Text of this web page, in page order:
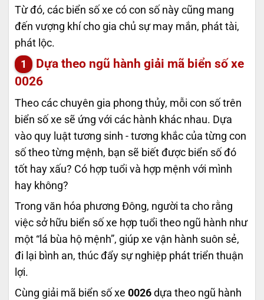
Từ đó, các biển số xe có con số này cũng mang
đến vượng khí cho gia chủ sự may mắn, phát tài,
phát lộc.
Dựa theo ngũ hành giải mã biển số xe
0026
Theo các chuyên gia phong thủy, mỗi con số trên
biển số xe sẽ ứng với các hành khác nhau. Dựa
vào quy luật tương sinh - tương khắc của từng con
số theo từng mệnh, bạn sẽ biết được biển số đó
tốt hay xấu? Có hợp tuổi và hợp mệnh với mình
hay không?
Trong văn hóa phương Đông, người ta cho rằng
việc sở hữu biển số xe hợp tuổi theo ngũ hành như
một “lá bùa hộ mệnh”, giúp xe vận hành suôn sẻ,
đi lại bình an, thúc đẩy sự nghiệp phát triển thuận
lợi.
Cùng giải mã biển số xe 0026 dựa theo ngũ hành